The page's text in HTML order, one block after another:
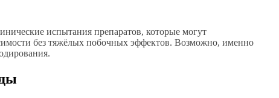
испытания препаратов, которые могут
без тяжёлых побочных эффектов. Возможно, именно